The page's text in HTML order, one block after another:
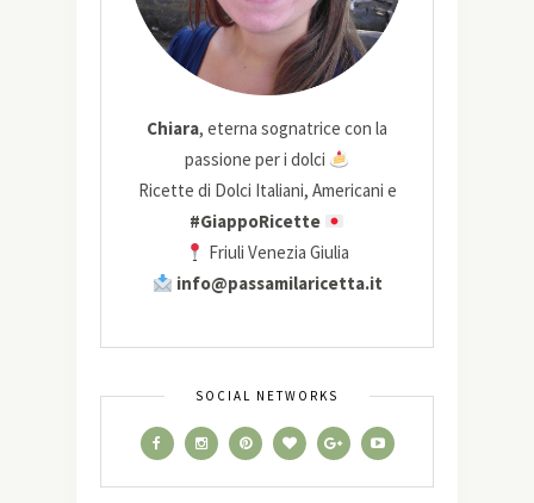
Chiara, eterna sognatrice con la
passione per i dolci
Ricette di Dolci Italiani, Americani e
#GiappoRicette
Friuli Venezia Giulia
info@passamilaricetta.it
SOCIAL NETWORKS